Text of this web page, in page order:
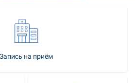
Запись на приём